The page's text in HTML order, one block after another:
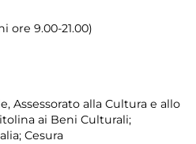
ore 9.00-21.00)
Assessorato alla Cultura e allo
ai Beni Culturali;
Cesura